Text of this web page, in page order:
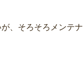
、そろそろメンテ